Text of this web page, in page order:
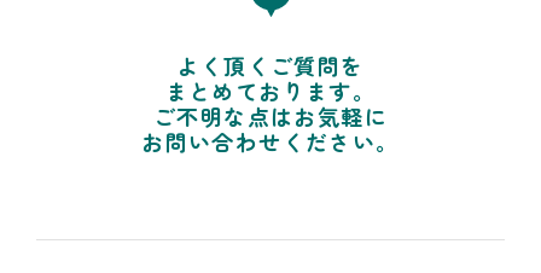
よく頂くご質問を
まとめております。
ご不明な点はお気軽に
お問い合わせください。